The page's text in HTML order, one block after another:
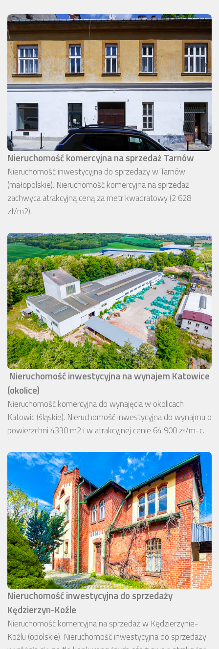
Nieruchomość komercyjna na sprzedaż Tarnów
Nieruchomość inwestycyjna do sprzedaży w Tarnów
(małopolskie). Nieruchomość komercyjna na sprzedaż
zachwyca atrakcyjną ceną za metr kwadratowy (2 628
zł/m2).
Nieruchomość inwestycyjna na wynajem Katowice
(okolice)
Nieruchomość komercyjna do wynajęcia w okolicach
Katowic (śląskie). Nieruchomość inwestycyjna do wynajmu o
powierzchni 4330 m2 i w atrakcyjnej cenie 64 900 zł/m-c.
Nieruchomość inwestycyjna do sprzedaży
Kędzierzyn-Koźle
Nieruchomość komercyjna na sprzedaż w Kędzierzynie-
Koźlu (opolskie). Nieruchomość inwestycyjna do sprzedaży